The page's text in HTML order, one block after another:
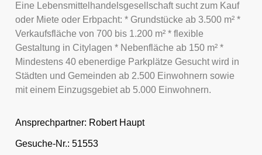
Eine Lebensmittelhandelsgesellschaft sucht zum Kauf
oder Miete oder Erbpacht: * Grundstücke ab 3.500 m² *
Verkaufsfläche von 700 bis 1.200 m² * flexible
Gestaltung in Citylagen * Nebenfläche ab 150 m² *
Mindestens 40 ebenerdige Parkplätze Gesucht wird in
Städten und Gemeinden ab 2.500 Einwohnern sowie
mit einem Einzugsgebiet ab 5.000 Einwohnern.
Ansprechpartner: Robert Haupt
Gesuche-Nr.: 51553